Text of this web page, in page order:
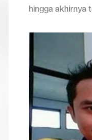
hingga akhirnya